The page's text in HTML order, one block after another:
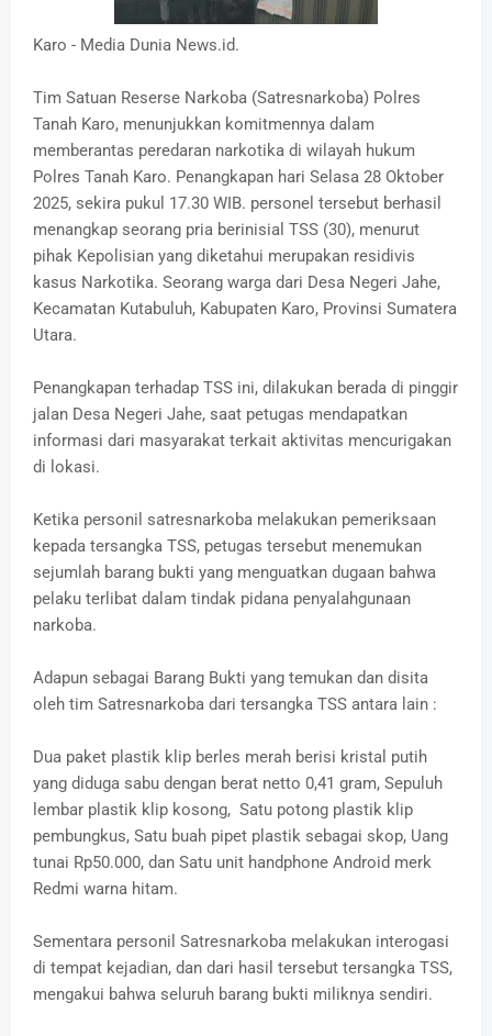
Karo - Media Dunia News.id.
Tim Satuan Reserse Narkoba (Satresnarkoba) Polres
Tanah Karo, menunjukkan komitmennya dalam
memberantas peredaran narkotika di wilayah hukum
Polres Tanah Karo. Penangkapan hari Selasa 28 Oktober
2025, sekira pukul 17.30 WIB. personel tersebut berhasil
menangkap seorang pria berinisial TSS (30), menurut
pihak Kepolisian yang diketahui merupakan residivis
kasus Narkotika. Seorang warga dari Desa Negeri Jahe,
Kecamatan Kutabuluh, Kabupaten Karo, Provinsi Sumatera
Utara.
Penangkapan terhadap TSS ini, dilakukan berada di pinggir
jalan Desa Negeri Jahe, saat petugas mendapatkan
informasi dari masyarakat terkait aktivitas mencurigakan
di lokasi.
Ketika personil satresnarkoba melakukan pemeriksaan
kepada tersangka TSS, petugas tersebut menemukan
sejumlah barang bukti yang menguatkan dugaan bahwa
pelaku terlibat dalam tindak pidana penyalahgunaan
narkoba.
Adapun sebagai Barang Bukti yang temukan dan disita
oleh tim Satresnarkoba dari tersangka TSS antara lain :
Dua paket plastik klip berles merah berisi kristal putih
yang diduga sabu dengan berat netto 0,41 gram, Sepuluh
lembar plastik klip kosong, Satu potong plastik klip
pembungkus, Satu buah pipet plastik sebagai skop, Uang
tunai Rp50.000, dan Satu unit handphone Android merk
Redmi warna hitam.
Sementara personil Satresnarkoba melakukan interogasi
di tempat kejadian, dan dari hasil tersebut tersangka TSS,
mengakui bahwa seluruh barang bukti miliknya sendiri.